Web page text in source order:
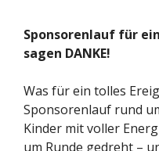
Sponsorenlauf für
sagen DANKE!
Was für ein tolles
Sponsorenlauf rund
Kinder mit voller
um Runde gedreht –